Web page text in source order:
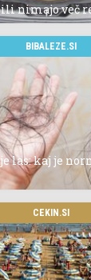
nimajo več
BIBALEZE.SI
las: kaj je
CEKIN.SI